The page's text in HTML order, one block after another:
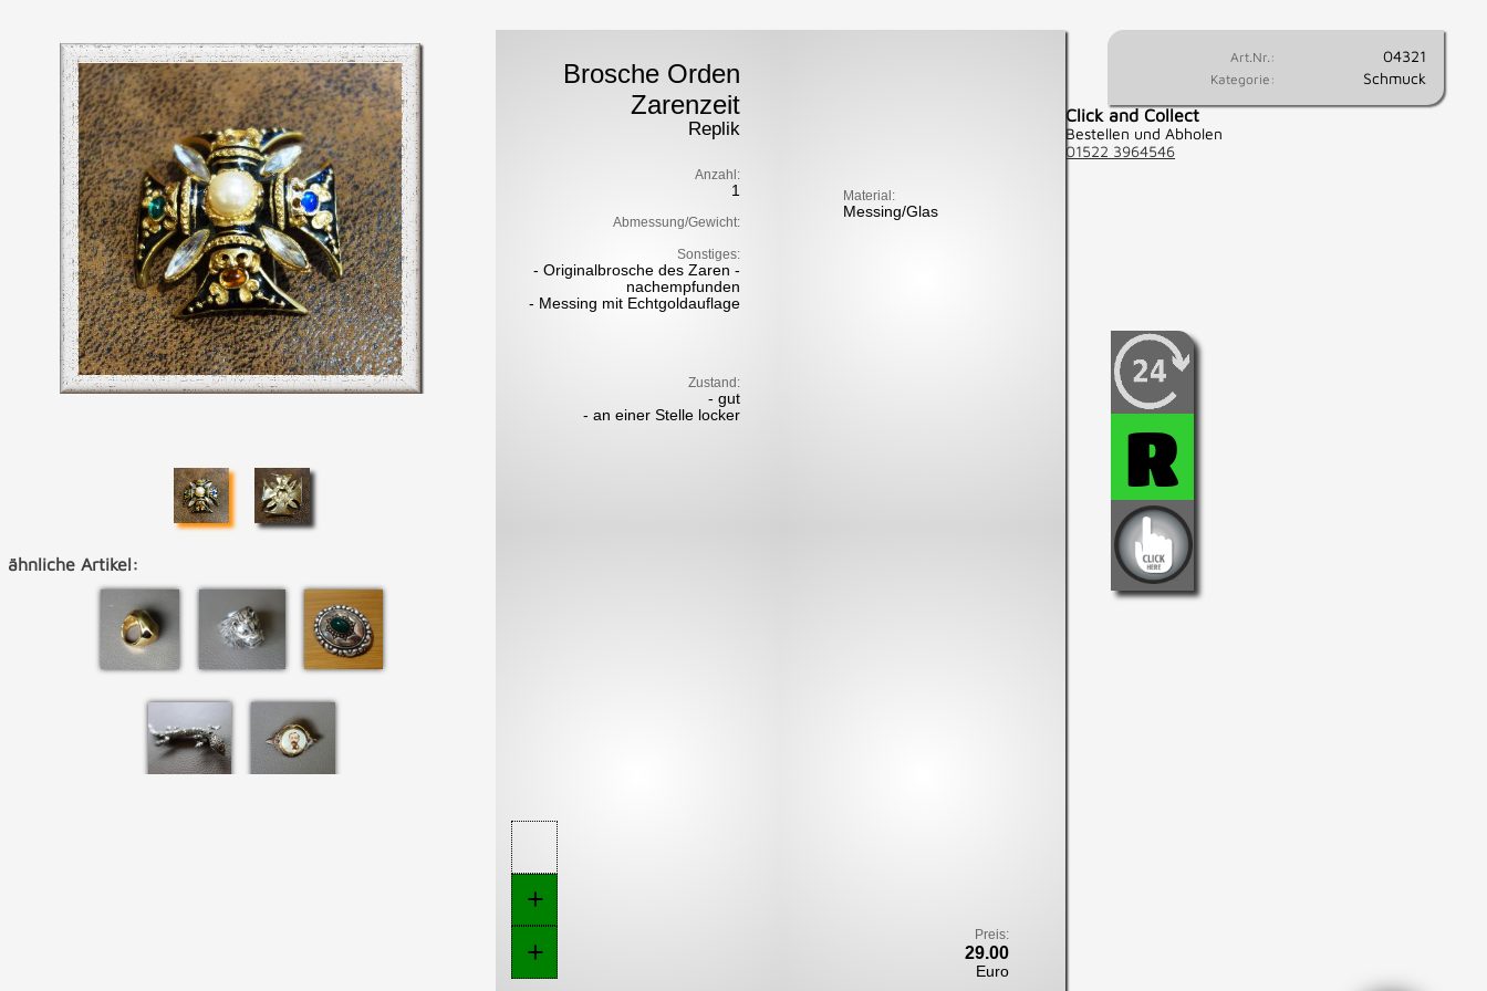
ähnliche Artikel:
Brosche Orden
Zarenzeit
Replik
Anzahl:
1
Abmessung/Gewicht:
Sonstiges:
- Originalbrosche des Zaren -
nachempfunden
- Messing mit Echtgoldauflage
Zustand:
- gut
- an einer Stelle locker
+
+
Material:
Messing/Glas
Preis:
29.00
Euro
Art.Nr.: 04321
Kategorie: Schmuck
Click and Collect
Bestellen und Abholen
01522 3964546
R